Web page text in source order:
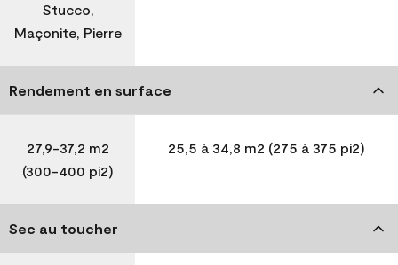
Stucco,
Maçonite, Pierre
Rendement en surface
27,9-37,2 m2
(300-400 pi2)
25,5 à 34,8 m2 (275 à 375 pi2)
Sec au toucher